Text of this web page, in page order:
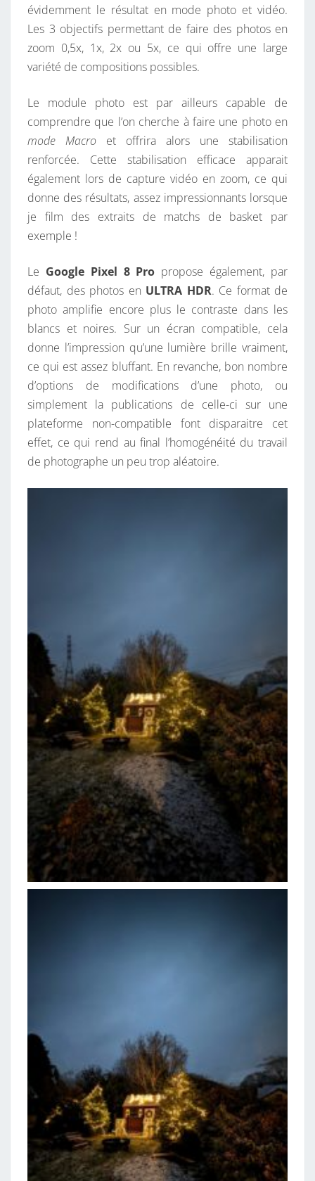
évidemment le résultat en mode photo et vidéo.
Les 3 objectifs permettant de faire des photos en
zoom 0,5x, 1x, 2x ou 5x, ce qui offre une large
variété de compositions possibles.
Le module photo est par ailleurs capable de
comprendre que l’on cherche à faire une photo en
mode Macro et offrira alors une stabilisation
renforcée. Cette stabilisation efficace apparait
également lors de capture vidéo en zoom, ce qui
donne des résultats, assez impressionnants lorsque
je film des extraits de matchs de basket par
exemple !
Le Google Pixel 8 Pro propose également, par
défaut, des photos en ULTRA HDR. Ce format de
photo amplifie encore plus le contraste dans les
blancs et noires. Sur un écran compatible, cela
donne l’impression qu’une lumière brille vraiment,
ce qui est assez bluffant. En revanche, bon nombre
d’options de modifications d’une photo, ou
simplement la publications de celle-ci sur une
plateforme non-compatible font disparaitre cet
effet, ce qui rend au final l’homogénéité du travail
de photographe un peu trop aléatoire.